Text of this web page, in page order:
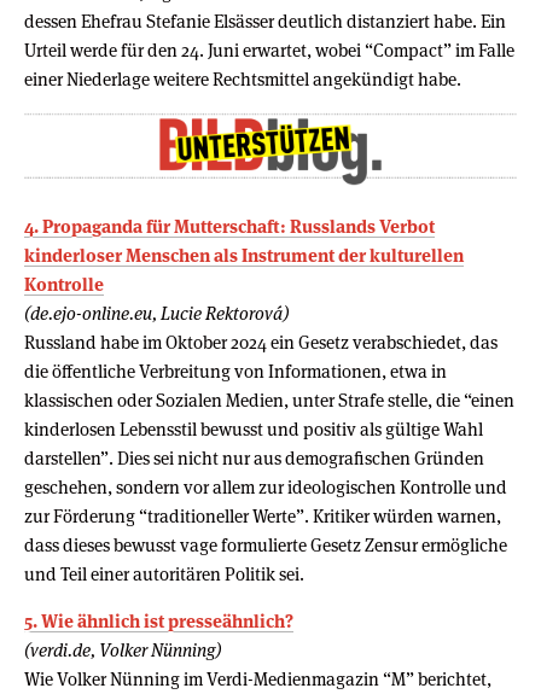
dessen Ehefrau Stefanie Elsässer deutlich distanziert habe. Ein
Urteil werde für den 24. Juni erwartet, wobei “Compact” im Falle
einer Niederlage weitere Rechtsmittel angekündigt habe.
4. Propaganda für Mutterschaft: Russlands Verbot
kinderloser Menschen als Instrument der kulturellen
Kontrolle
(de.ejo-online.eu, Lucie Rektorová)
Russland habe im Oktober 2024 ein Gesetz verabschiedet, das
die öffentliche Verbreitung von Informationen, etwa in
klassischen oder Sozialen Medien, unter Strafe stelle, die “einen
kinderlosen Lebensstil bewusst und positiv als gültige Wahl
darstellen”. Dies sei nicht nur aus demografischen Gründen
geschehen, sondern vor allem zur ideologischen Kontrolle und
zur Förderung “traditioneller Werte”. Kritiker würden warnen,
dass dieses bewusst vage formulierte Gesetz Zensur ermögliche
und Teil einer autoritären Politik sei.
5. Wie ähnlich ist presseähnlich?
(verdi.de, Volker Nünning)
Wie Volker Nünning im Verdi-Medienmagazin “M” berichtet,